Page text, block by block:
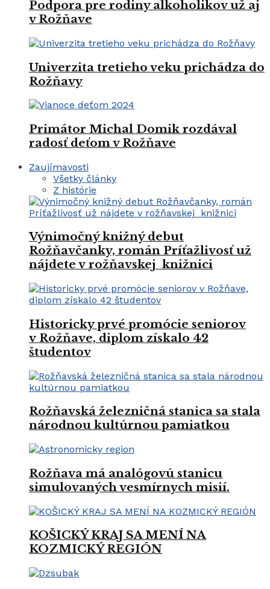
Podpora pre rodiny alkoholikov už aj
v Rožňave
Univerzita tretieho veku prichádza do
Rožňavy
Primátor Michal Domik rozdával
radosť deťom v Rožňave
Zaujímavosti
Všetky články
Z histórie
Výnimočný knižný debut
Rožňavčanky, román Príťažlivosť už
nájdete v rožňavskej knižnici
Historicky prvé promócie seniorov
v Rožňave, diplom získalo 42
študentov
Rožňavská železničná stanica sa stala
národnou kultúrnou pamiatkou
Rožňava má analógovú stanicu
simulovaných vesmírnych misií.
KOŠICKÝ KRAJ SA MENÍ NA
KOZMICKÝ REGIÓN